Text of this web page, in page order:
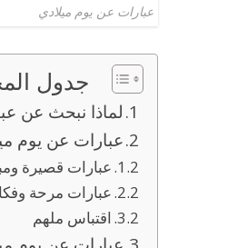
عبارات عن يوم ميلادي
جدول
لماذا نبحث عن
عبارات عن يوم
عبارات قصيرة
عبارات مرحة
اقتباس ملهم